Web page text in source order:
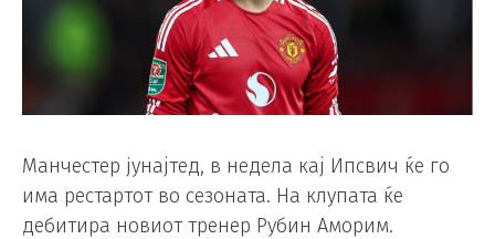
Манчестер jунајтед, в недела кај Ипсвич ќе го
има рестартот во сезоната. На клупата ќе
дебитира новиот тренер Рубин Аморим.